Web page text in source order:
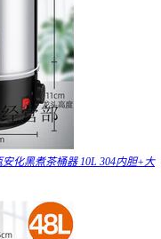
化黑煮茶桶器 10L 304内胆+大